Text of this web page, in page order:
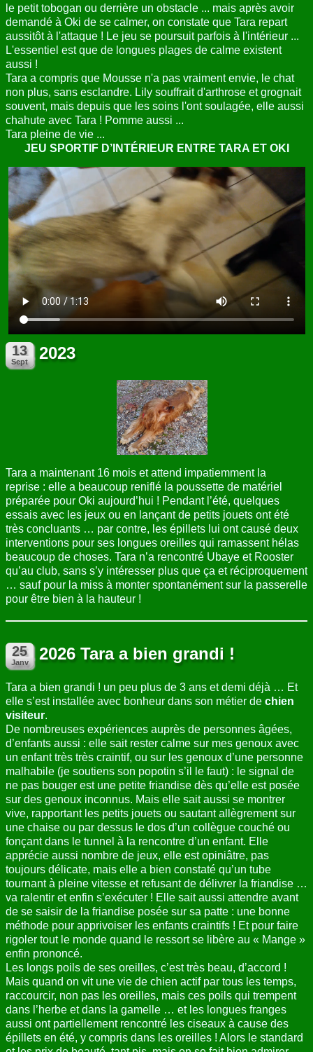
le petit tobogan ou derrière un obstacle ... mais après avoir
demandé à Oki de se calmer, on constate que Tara repart
aussitôt à l'attaque ! Le jeu se poursuit parfois à l'intérieur ...
L'essentiel est que de longues plages de calme existent
aussi !
Tara a compris que Mousse n'a pas vraiment envie, le chat
non plus, sans esclandre. Lily souffrait d'arthrose et grognait
souvent, mais depuis que les soins l'ont soulagée, elle aussi
chahute avec Tara ! Pomme aussi ...
Tara pleine de vie ...
JEU SPORTIF D’INTÉRIEUR ENTRE TARA ET OKI
2023
Tara a maintenant 16 mois et attend impatiemment la
reprise : elle a beaucoup reniflé la poussette de matériel
préparée pour Oki aujourd’hui ! Pendant l’été, quelques
essais avec les jeux ou en lançant de petits jouets ont été
très concluants … par contre, les épillets lui ont causé deux
interventions pour ses longues oreilles qui ramassent hélas
beaucoup de choses. Tara n’a rencontré Ubaye et Rooster
qu’au club, sans s’y intéresser plus que ça et réciproquement
… sauf pour la miss à monter spontanément sur la passerelle
pour être bien à la hauteur !
2026 Tara a bien grandi !
Tara a bien grandi ! un peu plus de 3 ans et demi déjà … Et
elle s’est installée avec bonheur dans son métier de chien
visiteur.
De nombreuses expériences auprès de personnes âgées,
d’enfants aussi : elle sait rester calme sur mes genoux avec
un enfant très très craintif, ou sur les genoux d’une personne
malhabile (je soutiens son popotin s’il le faut) : le signal de
ne pas bouger est une petite friandise dès qu’elle est posée
sur des genoux inconnus. Mais elle sait aussi se montrer
vive, rapportant les petits jouets ou sautant allègrement sur
une chaise ou par dessus le dos d’un collègue couché ou
fonçant dans le tunnel à la rencontre d’un enfant. Elle
apprécie aussi nombre de jeux, elle est opiniâtre, pas
toujours délicate, mais elle a bien constaté qu’un tube
tournant à pleine vitesse et refusant de délivrer la friandise …
va ralentir et enfin s’exécuter ! Elle sait aussi attendre avant
de se saisir de la friandise posée sur sa patte : une bonne
méthode pour apprivoiser les enfants craintifs ! Et pour faire
rigoler tout le monde quand le ressort se libère au « Mange »
enfin prononcé.
Les longs poils de ses oreilles, c’est très beau, d’accord !
Mais quand on vit une vie de chien actif par tous les temps,
raccourcir, non pas les oreilles, mais ces poils qui trempent
dans l’herbe et dans la gamelle … et les longues franges
aussi ont partiellement rencontré les ciseaux à cause des
épillets en été, y compris dans les oreilles ! Alors le standard